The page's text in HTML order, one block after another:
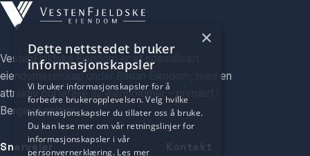
VestenFjeldske Eiendom er et spesialisert
eiendomsselskap under Reitan Eiendom, med en
attraktiv portefølje av eiendommer – primært i
Bergen sentrum.
Snarveier
×
Dette nettstedet bruker
informasjonskapsler
Vi bruker informasjonskapsler for å
forbedre brukeropplevelsen. Velg hvilke
informasjonskapsler du tillater oss å bruke.
Du kan lese mer om vår retningslinjer for
informasjonskapsler i vår
personvernerklæring. Les mer